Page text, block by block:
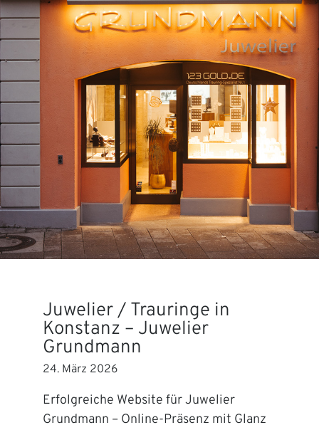
Juwelier / Trauringe in
Konstanz – Juwelier
Grundmann
24. März 2026
Erfolgreiche Website für Juwelier
Grundmann – Online-Präsenz mit Glanz